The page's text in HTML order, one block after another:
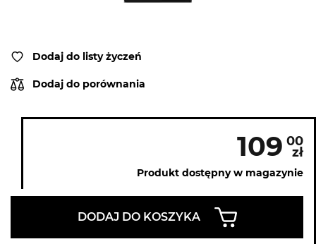
Dodaj do listy życzeń
Dodaj do porównania
109 00
zł
Produkt dostępny w magazynie
DODAJ DO KOSZYKA